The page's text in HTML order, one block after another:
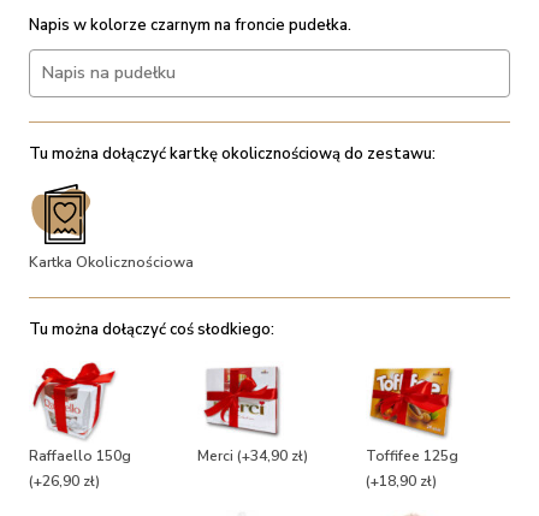
Napis w kolorze czarnym na froncie pudełka.
Tu można dołączyć kartkę okolicznościową do zestawu:
Kartka Okolicznościowa
Tu można dołączyć coś słodkiego:
Raffaello 150g
(+26,90 zł)
Merci (+34,90 zł)
Toffifee 125g
(+18,90 zł)